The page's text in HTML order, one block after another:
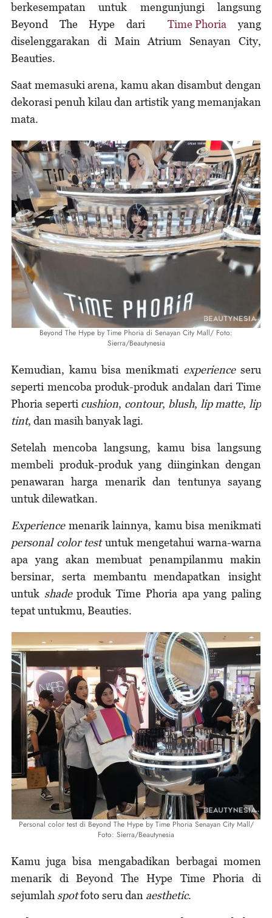
berkesempatan untuk mengunjungi langsung
Beyond The Hype dariTime Phoria yang
diselenggarakan di Main Atrium Senayan City,
Beauties.
Saat memasuki arena, kamu akan disambut dengan
dekorasi penuh kilau dan artistik yang memanjakan
mata.
Beyond The Hype by Time Phoria di Senayan City Mall/ Foto:
Sierra/Beautynesia
Kemudian, kamu bisa menikmati experienceseru
seperti mencoba produk-produk andalan dari Time
Phoria seperti cushion, contour, blush, lip matte, lip
tint, dan masih banyak lagi.
Setelah mencoba langsung, kamu bisa langsung
membeli produk-produk yang diinginkan dengan
penawaran harga menarik dan tentunya sayang
untuk dilewatkan.
Experiencemenarik lainnya, kamu bisa menikmati
personal color testuntuk mengetahui warna-warna
apa yang akan membuat penampilanmu makin
bersinar, serta membantu mendapatkan insight
untuk shadeproduk Time Phoria apa yang paling
tepat untukmu, Beauties.
Personal color test di Beyond The Hype by Time Phoria Senayan City Mall/
Foto: Sierra/Beautynesia
Kamu juga bisa mengabadikan berbagai momen
menarik di Beyond The Hype Time Phoria di
sejumlah spotfoto seru dan aesthetic.